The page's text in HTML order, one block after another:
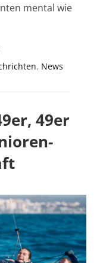
mental wie
, News
49er